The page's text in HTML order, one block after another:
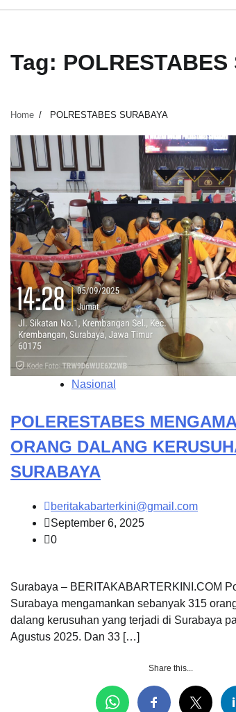
Tag: POLRESTABES
Home POLRESTABES SURABAYA
Nasional
POLERESTABES
ORANG DALANG
SURABAYA
beritakabarterkini@gmail.com
September 6, 2025
0
Surabaya – BERITAKABARTERKINI.COM
Surabaya mengamankan sebanyak 315
dalang kerusuhan yang terjadi di Surabaya
Agustus 2025. Dan 33 […]
Share this...